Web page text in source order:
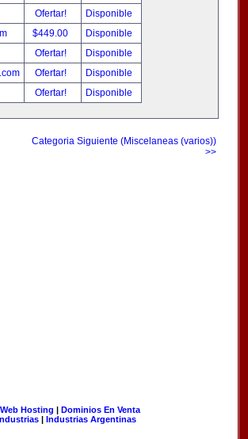
Ofertar!
Disponible
$449.00
Disponible
Ofertar!
Disponible
Ofertar!
Disponible
Ofertar! Disponible
Categoria Siguiente (Miscelaneas (varios))
>>
Web Hosting | Dominios En Venta
| Industrias Argentinas